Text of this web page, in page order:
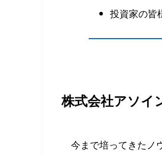
投資家の皆
株式会社アソイ
今まで培ってきたノ